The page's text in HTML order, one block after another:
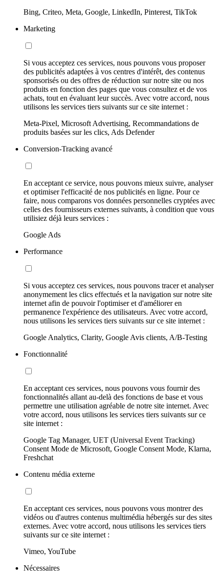
Bing, Criteo, Meta, Google, LinkedIn, Pinterest, TikTok
Marketing
Si vous acceptez ces services, nous pouvons vous proposer
des publicités adaptées à vos centres d'intérêt, des contenus
sponsorisés ou des offres de réduction sur notre site ou nos
produits en fonction des pages que vous consultez et de vos
achats, tout en évaluant leur succès. Avec votre accord, nous
utilisons les services tiers suivants sur ce site internet :
Meta-Pixel, Microsoft Advertising, Recommandations de
produits basées sur les clics, Ads Defender
Conversion-Tracking avancé
En acceptant ce service, nous pouvons mieux suivre, analyser
et optimiser l'efficacité de nos publicités en ligne. Pour ce
faire, nous comparons vos données personnelles cryptées avec
celles des fournisseurs externes suivants, à condition que vous
utilisiez déjà leurs services :
Google Ads
Performance
Si vous acceptez ces services, nous pouvons tracer et analyser
anonymement les clics effectués et la navigation sur notre site
internet afin de pouvoir l'optimiser et d'améliorer en
permanence l'expérience des utilisateurs. Avec votre accord,
nous utilisons les services tiers suivants sur ce site internet :
Google Analytics, Clarity, Google Avis clients, A/B-Testing
Fonctionnalité
En acceptant ces services, nous pouvons vous fournir des
fonctionnalités allant au-delà des fonctions de base et vous
permettre une utilisation agréable de notre site internet. Avec
votre accord, nous utilisons les services tiers suivants sur ce
site internet :
Google Tag Manager, UET (Universal Event Tracking)
Consent Mode de Microsoft, Google Consent Mode, Klarna,
Freshchat
Contenu média externe
En acceptant ces services, nous pouvons vous montrer des
vidéos ou d'autres contenus multimédia hébergés sur des sites
externes. Avec votre accord, nous utilisons les services tiers
suivants sur ce site internet :
Vimeo, YouTube
Nécessaires